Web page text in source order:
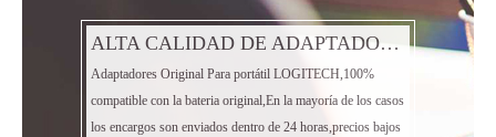
ALTA CALIDAD DE ADAPTADOR PORTÁTIL LOGITECH
Adaptadores Original Para portátil LOGITECH,100%
compatible con la bateria original,En la mayoría de los casos
los encargos son enviados dentro de 24 horas,precios bajos